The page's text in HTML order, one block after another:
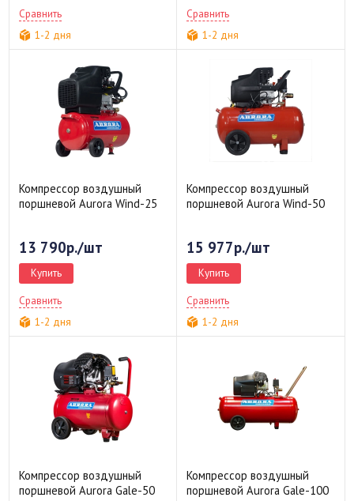
Сравнить
1-2 дня
Сравнить
1-2 дня
Компрессор воздушный
поршневой Aurora Wind-25
13 790р./шт
Купить
Сравнить
1-2 дня
Компрессор воздушный
поршневой Aurora Wind-50
15 977р./шт
Купить
Сравнить
1-2 дня
Компрессор воздушный
поршневой Aurora Gale-50
Компрессор воздушный
поршневой Aurora Gale-100